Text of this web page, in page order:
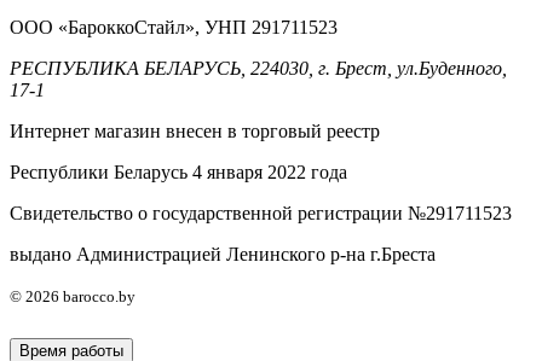
ООО «БароккоСтайл», УНП 291711523
РЕСПУБЛИКА БЕЛАРУСЬ, 224030, г. Брест, ул.Буденного,
17-1
Интернет магазин внесен в торговый реестр
Республики Беларусь 4 января 2022 года
Свидетельство о государственной регистрации №291711523
выдано Администрацией Ленинского р-на г.Бреста
© 2026 barocco.by
Время работы